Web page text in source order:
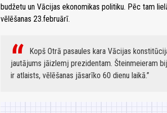
budžetu un Vācijas ekonomikas politiku. Pēc tam
vēlēšanas 23.februārī.
Kopš Otrā pasaules kara Vācijas
jautājums jāizlemj prezidentam. Šteinmeieram
ir atlaists, vēlēšanas jāsarīko 60 dienu laikā.